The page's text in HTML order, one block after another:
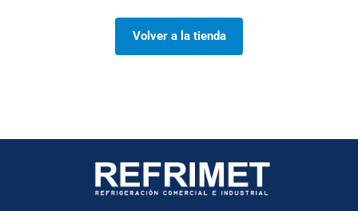
Volver a la tienda